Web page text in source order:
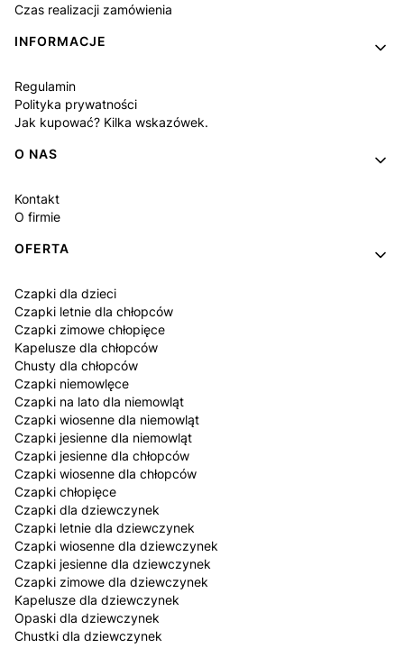
Czas realizacji zamówienia
INFORMACJE
Regulamin
Polityka prywatności
Jak kupować? Kilka wskazówek.
O NAS
Kontakt
O firmie
OFERTA
Czapki dla dzieci
Czapki letnie dla chłopców
Czapki zimowe chłopięce
Kapelusze dla chłopców
Chusty dla chłopców
Czapki niemowlęce
Czapki na lato dla niemowląt
Czapki wiosenne dla niemowląt
Czapki jesienne dla niemowląt
Czapki jesienne dla chłopców
Czapki wiosenne dla chłopców
Czapki chłopięce
Czapki dla dziewczynek
Czapki letnie dla dziewczynek
Czapki wiosenne dla dziewczynek
Czapki jesienne dla dziewczynek
Czapki zimowe dla dziewczynek
Kapelusze dla dziewczynek
Opaski dla dziewczynek
Chustki dla dziewczynek